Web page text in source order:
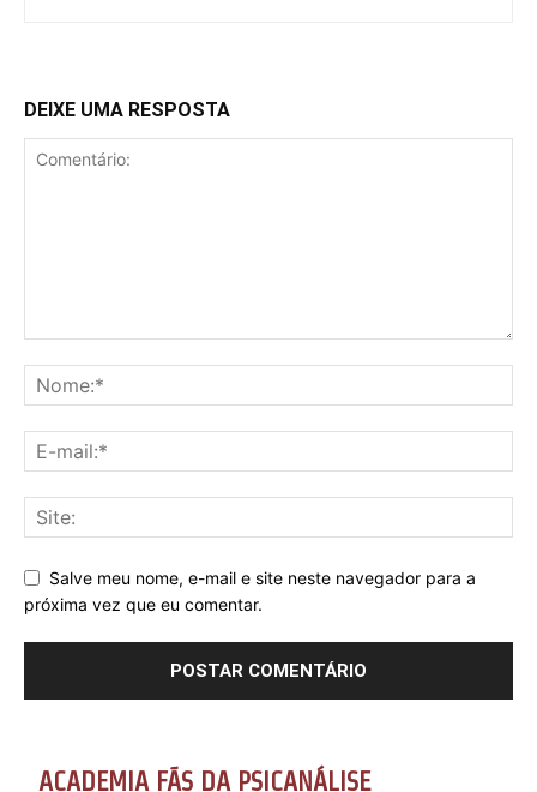
DEIXE UMA RESPOSTA
Salve meu nome, e-mail e site neste navegador para a
próxima vez que eu comentar.
ACADEMIA FÃS DA PSICANÁLISE